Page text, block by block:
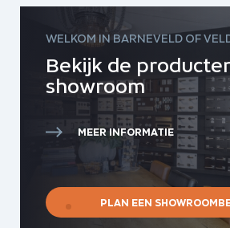
WELKOM IN BARNEVELD OF
Bekijk de
showroom
MEER INFORMATIE
PLAN EEN